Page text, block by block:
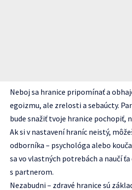
Neboj sa hranice pripomínať a
egoizmu, ale zrelosti a sebaúcty.
bude snažiť tvoje hranice pochopiť,
Ak si v nastavení hraníc neistý,
odborníka – psychológa alebo
sa vo vlastných potrebách a naučí
s partnerom.
Nezabudni – zdravé hranice sú